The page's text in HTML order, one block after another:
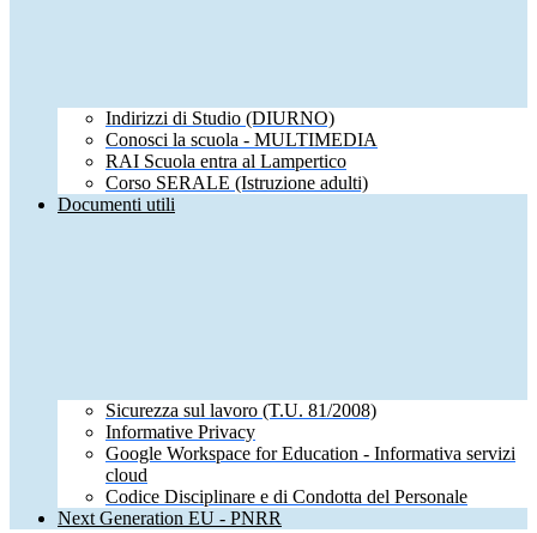
Indirizzi di Studio (DIURNO)
Conosci la scuola - MULTIMEDIA
RAI Scuola entra al Lampertico
Corso SERALE (Istruzione adulti)
Documenti utili
Sicurezza sul lavoro (T.U. 81/2008)
Informative Privacy
Google Workspace for Education - Informativa servizi
cloud
Codice Disciplinare e di Condotta del Personale
Next Generation EU - PNRR